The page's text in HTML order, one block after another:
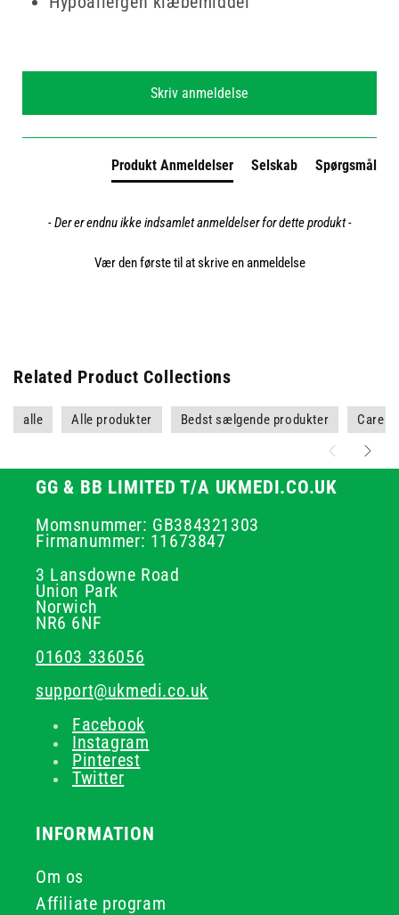
Skriv anmeldelse
Produkt Anmeldelser Selskab Spørgsmål
- Der er endnu ikke indsamlet anmeldelser for dette produkt -
Vær den første til at skrive en anmeldelse
Related Product Collections
alle Alle produkter Bedst sælgende produkter Care
GG & BB LIMITED T/A UKMEDI.CO.UK
Momsnummer: GB384321303
Firmanummer: 11673847
3 Lansdowne Road
Union Park
Norwich
NR6 6NF
01603 336056
support@ukmedi.co.uk
Facebook
Instagram
Pinterest
Twitter
INFORMATION
Om os
Affiliate program